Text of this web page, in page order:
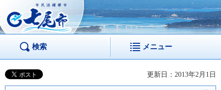
市民活躍都市 七尾
市
検索 メニュー
更新日：2013年2月1日